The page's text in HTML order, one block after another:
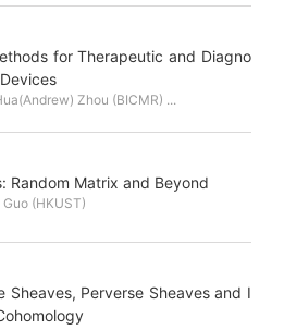
for Therapeutic and Diagno
Zhou (BICMR) ...
Random Matrix and Beyond
(HKUST)
Sheaves, Perverse Sheaves and I